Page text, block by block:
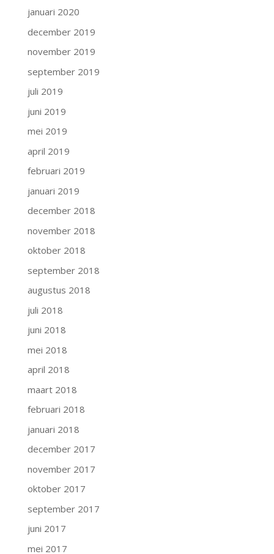
januari 2020
december 2019
november 2019
september 2019
juli 2019
juni 2019
mei 2019
april 2019
februari 2019
januari 2019
december 2018
november 2018
oktober 2018
september 2018
augustus 2018
juli 2018
juni 2018
mei 2018
april 2018
maart 2018
februari 2018
januari 2018
december 2017
november 2017
oktober 2017
september 2017
juni 2017
mei 2017